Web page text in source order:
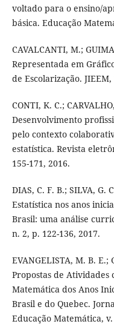
voltado para o ensino/
básica. Educação
CAVALCANTI, M.;
Representada em
de Escolarização.
CONTI, K. C.;
Desenvolvimento
pelo contexto
estatística. Revista
155-171, 2016.
DIAS, C. F. B.; SILVA, G.
Estatística nos anos
Brasil: uma análise
n. 2, p. 122-136, 2017.
EVANGELISTA, M. B. E.;
Propostas de Atividades
Matemática dos Anos
Brasil e do Quebec.
Educação Matemática,